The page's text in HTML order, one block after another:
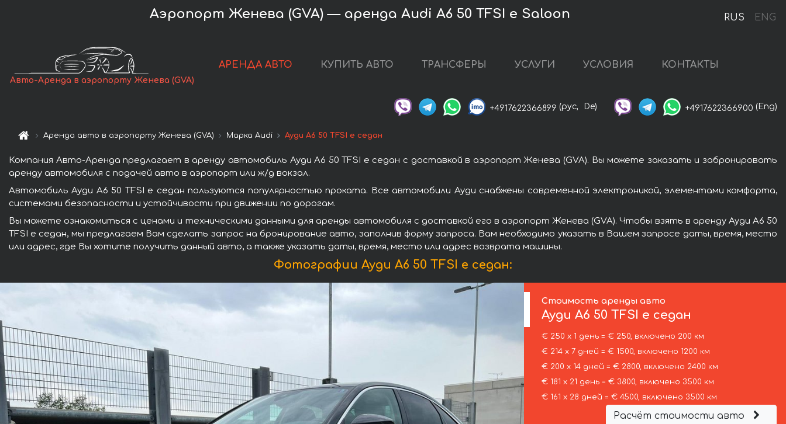
RUS ENG
Аэропорт Женева (GVA) — аренда Audi A6 50 TFSI e Saloon
Авто-Аренда в аэропорту Женева (GVA)
АРЕНДА АВТО КУПИТЬ АВТО ТРАНСФЕРЫ УСЛУГИ УСЛОВИЯ КОНТАКТЫ
+4917622366899 (рус, De) +4917622366900 (Eng)
Аренда авто в аэропорту Женева (GVA) Марка Audi Ауди A6 50 TFSI e седан
Компания Авто-Аренда предлагает в аренду автомобиль Ауди A6 50 TFSI e седан с доставкой в аэропорт Женева (GVA). Вы можете заказать и забронировать
аренду автомобиля с подачей авто в аэропорт или ж/д вокзал.
Автомобиль Ауди A6 50 TFSI e седан пользуются популярностью проката. Все автомобили Ауди снабжены современной электроникой, элементами комфорта,
системами безопасности и устойчивости при движении по дорогам.
Вы можете ознакомиться с ценами и техническими данными для аренды автомобиля с доставкой его в аэропорт Женева (GVA). Чтобы взять в аренду Ауди A6 50
TFSI e седан, мы предлагаем Вам сделать запрос на бронирование авто, заполнив форму запроса. Вам необходимо указать в Вашем запросе даты, время, место
или адрес, где Вы хотите получить данный авто, а также указать даты, время, место или адрес возврата машины.
Фотографии Ауди A6 50 TFSI e седан:
Стоимость аренды авто
АудиA6 50 TFSI e седан
€ 250 х 1 день = € 250, включено 200 км
€ 214 х 7 дней = € 1500, включено 1200 км
€ 200 х 14 дней = € 2800, включено 2400 км
€ 181 х 21 день = € 3800, включено 3500 км
€ 161 х 28 дней = € 4500, включено 3500 км
Расчёт стоимости авто